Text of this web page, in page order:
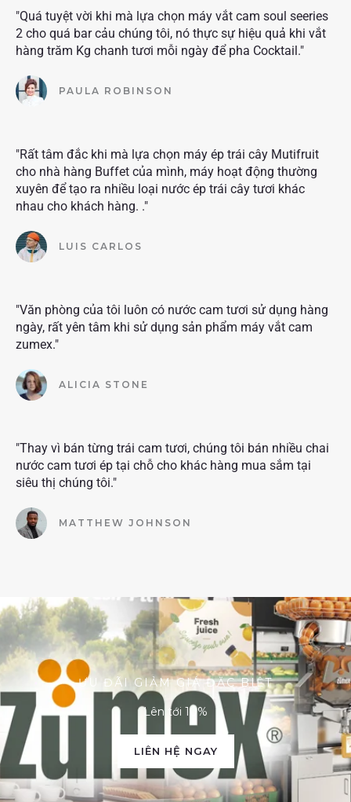
"Quá tuyệt vời khi mà lựa chọn máy vắt cam soul seeries
2 cho quá bar cảu chúng tôi, nó thực sự hiệu quả khi vắt
hàng trăm Kg chanh tươi mỗi ngày để pha Cocktail."
PAULA ROBINSON
"Rất tâm đắc khi mà lựa chọn máy ép trái cây Mutifruit
cho nhà hàng Buffet của mình, máy hoạt động thường
xuyên để tạo ra nhiều loại nước ép trái cây tươi khác
nhau cho khách hàng. ."
LUIS CARLOS
"Văn phòng của tôi luôn có nước cam tươi sử dụng hàng
ngày, rất yên tâm khi sử dụng sản phẩm máy vắt cam
zumex."
ALICIA STONE
"Thay vì bán từng trái cam tươi, chúng tôi bán nhiều chai
nước cam tươi ép tại chỗ cho khác hàng mua sắm tại
siêu thị chúng tôi."
MATTHEW JOHNSON
ƯU ĐÃI GIẢM GIÁ ĐẶC BIỆT
Lên tới 10%
LIÊN HỆ NGAY